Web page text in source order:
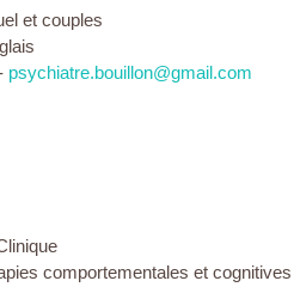
et couples
psychiatre.bouillon@gmail.com
comportementales et cognitives